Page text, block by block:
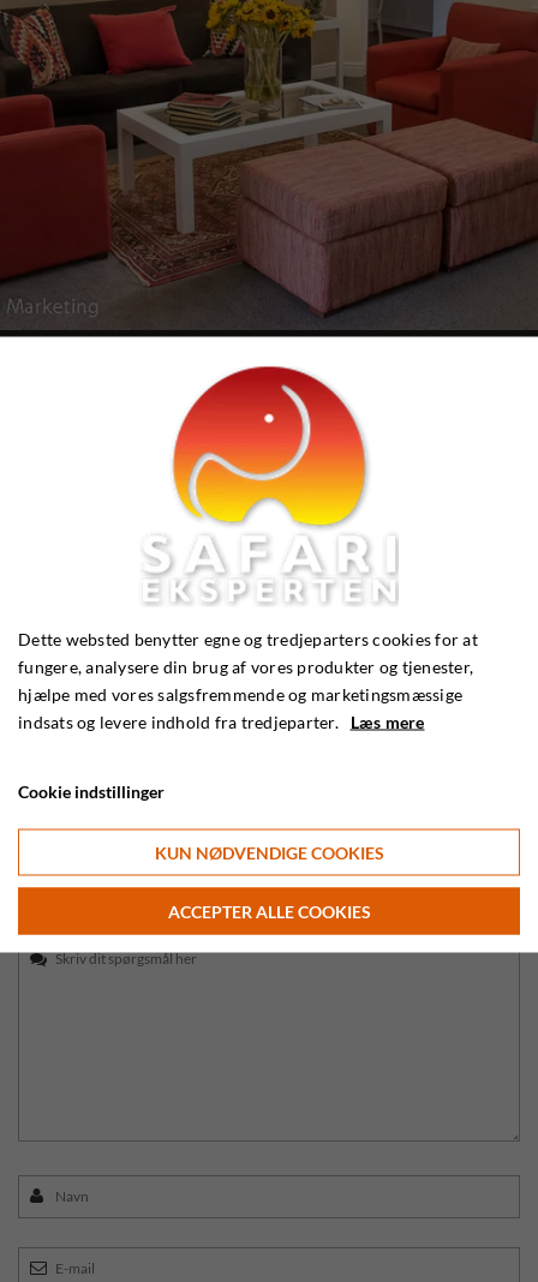
Se flere fotos
HAR DU SPØRGSMÅL?
info@safarieksperten.dk
Telefon:56 36 25 45
Dette websted benytter egne og tredjeparters cookies for at
fungere, analysere din brug af vores produkter og tjenester,
hjælpe med vores salgsfremmende og marketingsmæssige
indsats og levere indhold fra tredjeparter. Læs mere
Cookie indstillinger
KUN NØDVENDIGE COOKIES
ACCEPTER ALLE COOKIES